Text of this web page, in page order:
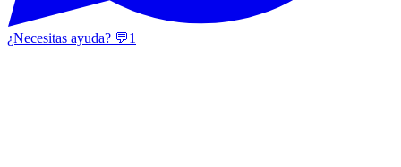
¿Necesitas ayuda? 💬1